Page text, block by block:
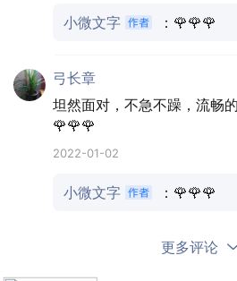
小微文字 ：🌹🌹🌹
弓长章
坦然面对，不急不躁，流畅
🌹🌹🌹
2022-01-02
小微文字 ：🌹🌹🌹
更多评论